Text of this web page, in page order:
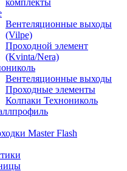
Вентеляционные выходы
(Vilpe)
Проходной элемент
(Kvinta/Nera)
Вентеляционные выходы
Проходные элементы
Колпаки Технониколь
Master Flash